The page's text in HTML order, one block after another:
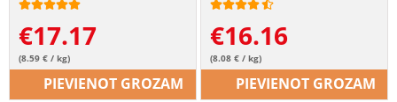
€17.17
(8.59 € / kg)
PIEVIENOT GROZAM
€16.16
(8.08 € / kg)
PIEVIENOT GROZAM